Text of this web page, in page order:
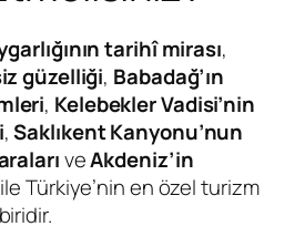
tarihî mirası,
güzelliği, Babadağ’ın
, Kelebekler Vadisi’nin
,Saklıkent Kanyonu’nun
veAkdeniz’in
ile Türkiye’nin en özel turizm